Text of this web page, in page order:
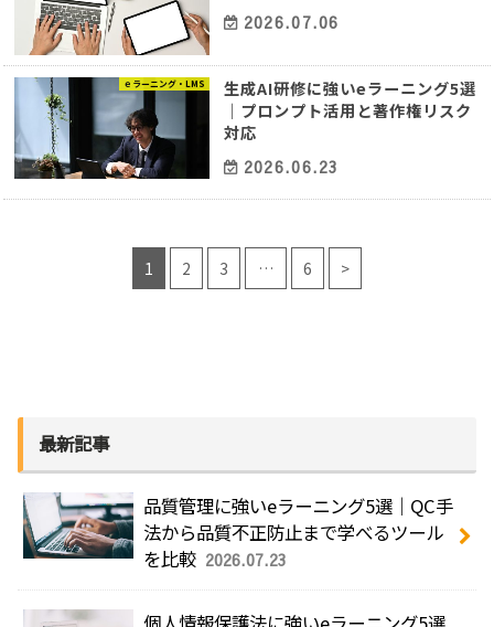
2026.07.06
ｅラーニング・LMS
生成AI研修に強いeラーニング5選
｜プロンプト活用と著作権リスク
対応
2026.06.23
1 2 3 … 6 >
最新記事
品質管理に強いeラーニング5選｜QC手
法から品質不正防止まで学べるツール
を比較 2026.07.23